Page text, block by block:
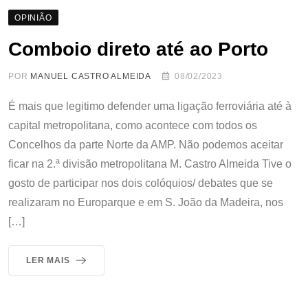
OPINIÃO
Comboio direto até ao Porto
POR MANUEL CASTRO ALMEIDA 08/02/2023
É mais que legitimo defender uma ligação ferroviária até à
capital metropolitana, como acontece com todos os
Concelhos da parte Norte da AMP. Não podemos aceitar
ficar na 2.ª divisão metropolitana M. Castro Almeida Tive o
gosto de participar nos dois colóquios/ debates que se
realizaram no Europarque e em S. João da Madeira, nos
[…]
LER MAIS